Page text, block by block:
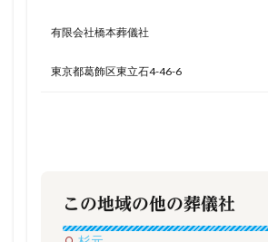
有限会社橋本葬儀社
東京都葛飾区東立石4-46-6
この地域の他の葬儀社